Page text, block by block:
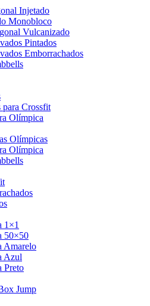
Injetado
Monobloco
Vulcanizado
Pintados
Emborrachados
Crossfit
Olímpica
Olímpicas
Olímpica
1×1
50×50
Amarelo
Azul
Preto
Jump